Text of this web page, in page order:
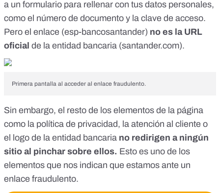
a un formulario para rellenar con tus datos personales,
como el número de documento y la clave de acceso.
Pero el enlace (esp-bancosantander) no es la URL
oficial de la entidad bancaria (santander.com).
Primera pantalla al acceder al enlace fraudulento.
Sin embargo, el resto de los elementos de la página
como la política de privacidad, la atención al cliente o
el logo de la entidad bancaria no redirigen a ningún
sitio al pinchar sobre ellos. Esto es uno de los
elementos que nos indican que estamos ante un
enlace fraudulento.